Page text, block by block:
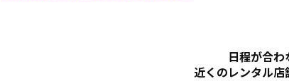
日程が合
近くのレンタル